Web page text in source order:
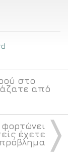
στο
από
〉
έχετε